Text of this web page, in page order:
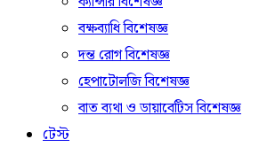
বক্ষব্যাধি বিশেষজ্ঞ
দন্ত রোগ বিশেষজ্ঞ
হেপাটোলজি বিশেষজ্ঞ
বাত ব্যথা ও ডায়াবেটিস বিশেষজ্ঞ
টেস্ট